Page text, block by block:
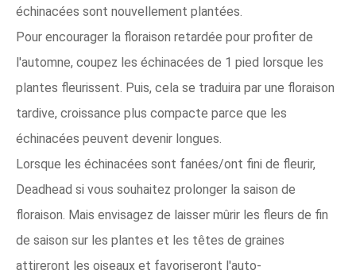
échinacées sont nouvellement plantées.
Pour encourager la floraison retardée pour profiter de
l'automne, coupez les échinacées de 1 pied lorsque les
plantes fleurissent. Puis, cela se traduira par une floraison
tardive, croissance plus compacte parce que les
échinacées peuvent devenir longues.
Lorsque les échinacées sont fanées/ont fini de fleurir,
Deadhead si vous souhaitez prolonger la saison de
floraison. Mais envisagez de laisser mûrir les fleurs de fin
de saison sur les plantes et les têtes de graines
attireront les oiseaux et favoriseront l'auto-